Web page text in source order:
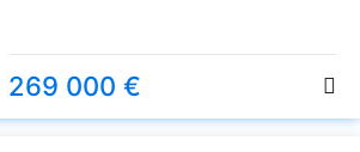
269 000 €